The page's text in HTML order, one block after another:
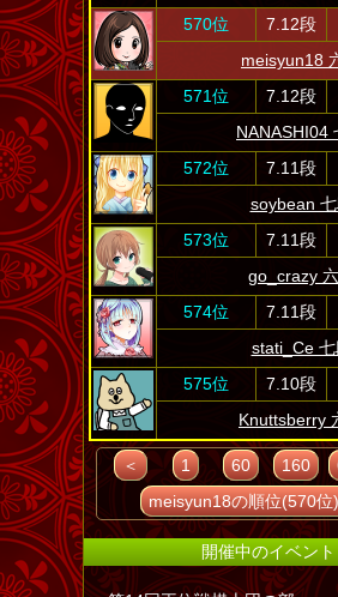
570位
7.12段
meisyun18
571位
7.12段
NANASHI04
572位
7.11段
soybean
573位
7.11段
go_crazy
574位
7.11段
stati_Ce
575位
7.10段
Knuttsberry
＜ 1 60 160
meisyun18の順位(570位
開催中のイベント